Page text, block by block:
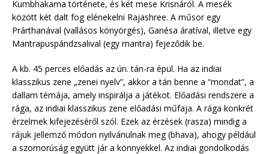
Kumbhakarna története, és két mese Krisnáról. A mesék
között két dalt fog elénekelni Rajashree. A műsor egy
Prárthanával (vallásos könyörgés), Ganésa áratíval, illetve egy
Mantrapuspándzsalival (egy mantra) fejeződik be.
A kb. 45 perces előadás az ún. tán-ra épül. Ha az indiai
klasszikus zene „zenei nyelv”, akkor a tán benne a “mondat”, a
dallam témája, amely inspirálja a játékot. Előadási rendszere a
rága, az indiai klasszikus zene előadási műfaja. A rága konkrét
érzelmek kifejezéséről szól. Ezek az érzések (rasza) mindig a
rájuk jellemző módon nyilvánulnak meg (bhava), ahogy például
a szomorúság együtt jár a könnyekkel. Az indiai gondolkodás